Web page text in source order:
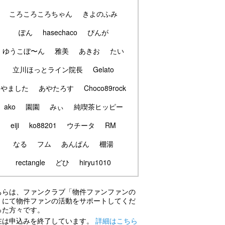
ころころころちゃん
きよのふみ
ぽん
hasechaco
ぴんが
ゆうこぼ〜ん
雅美 あきお
たい
立川ほっとライン院長
Gelato
やました
あやたろす
Choco89rock
ako
園園 みぃ
純喫茶ヒッピー
eiji
ko88201 ウチータ
RM
なる
フム あんぱん
棚湯
rectangle
どひ hiryu1010
らは、ファンクラブ「物件ファンファンの
にて物件ファンの活動をサポートしてくだ
方々です。
申込みを終了しています。 詳細はこちら